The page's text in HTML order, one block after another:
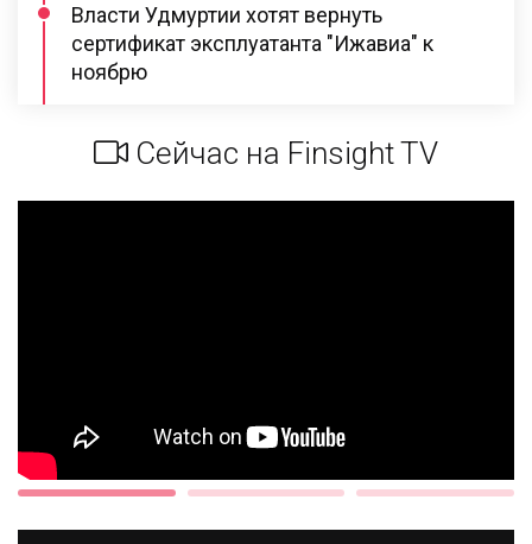
Власти Удмуртии хотят вернуть
сертификат эксплуатанта "Ижавиа" к
ноябрю
Сейчас на Finsight TV